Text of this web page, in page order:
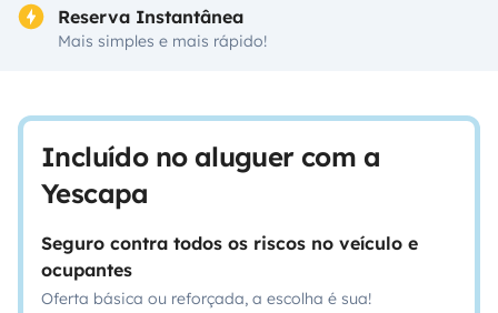
Reserva Instantânea
Mais simples e mais rápido!
Incluído no aluguer com a
Yescapa
Seguro contra todos os riscos no veículo e
ocupantes
Oferta básica ou reforçada, a escolha é sua!